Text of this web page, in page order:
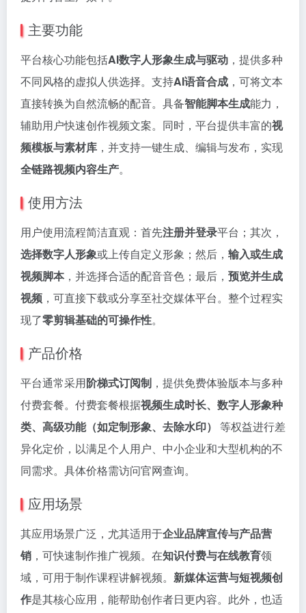
主要功能
平台核心功能包括AI数字人形象生成与驱动 ，提供多种
不同风格的虚拟人供选择。支持AI语音合成 ，可将文本
直接转换为自然流畅的配音。具备智能脚本生成能力，
辅助用户快速创作视频文案。同时，平台提供丰富的视
频模板与素材库 ，并支持一键生成、编辑与发布，实现
全链路视频内容生产。
使用方法
用户使用流程简洁直观：首先注册并登录平台；其次，
选择数字人形象或上传自定义形象；然后， 输入或生成
视频脚本，并选择合适的配音音色；最后， 预览并生成
视频 ，可直接下载或分享至社交媒体平台。整个过程实
现了零剪辑基础的可操作性。
产品价格
平台通常采用阶梯式订阅制 ，提供免费体验版本与多种
付费套餐。付费套餐根据视频生成时长、数字人形象种
类、高级功能（如定制形象、去除水印）
等权益进行差
异化定价，以满足个人用户、中小企业和大型机构的不
同需求。具体价格需访问官网查询。
应用场景
其应用场景广泛，尤其适用于企业品牌宣传与产品营
销 ，可快速制作推广视频。在知识付费与在线教育领
域，可用于制作课程讲解视频。 新媒体运营与短视频创
作是其核心应用，能帮助创作者日更内容。此外，也适